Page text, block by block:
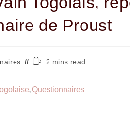
de Proust
2 mins read
, Questionnaires